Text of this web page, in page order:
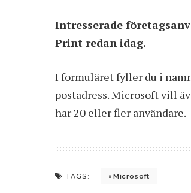
Intresserade
Print redan idag.
I formuläret fyller du i
postadress. Microsoft vill
har 20 eller fler användare.
TAGS: Microsoft